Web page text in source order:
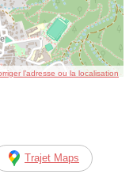
l’adresse ou la localisation
Trajet Maps